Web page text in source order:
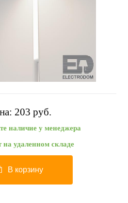
203 pуб.
наличие у менеджера
на удаленном складе
В корзину